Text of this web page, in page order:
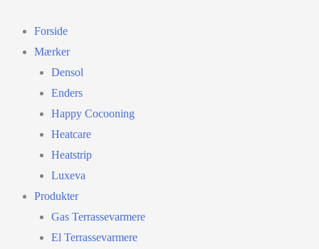
indholdet
Forside
Mærker
Densol
Enders
Happy Cocooning
Heatcare
Heatstrip
Luxeva
Produkter
Gas Terrassevarmere
El Terrassevarmere